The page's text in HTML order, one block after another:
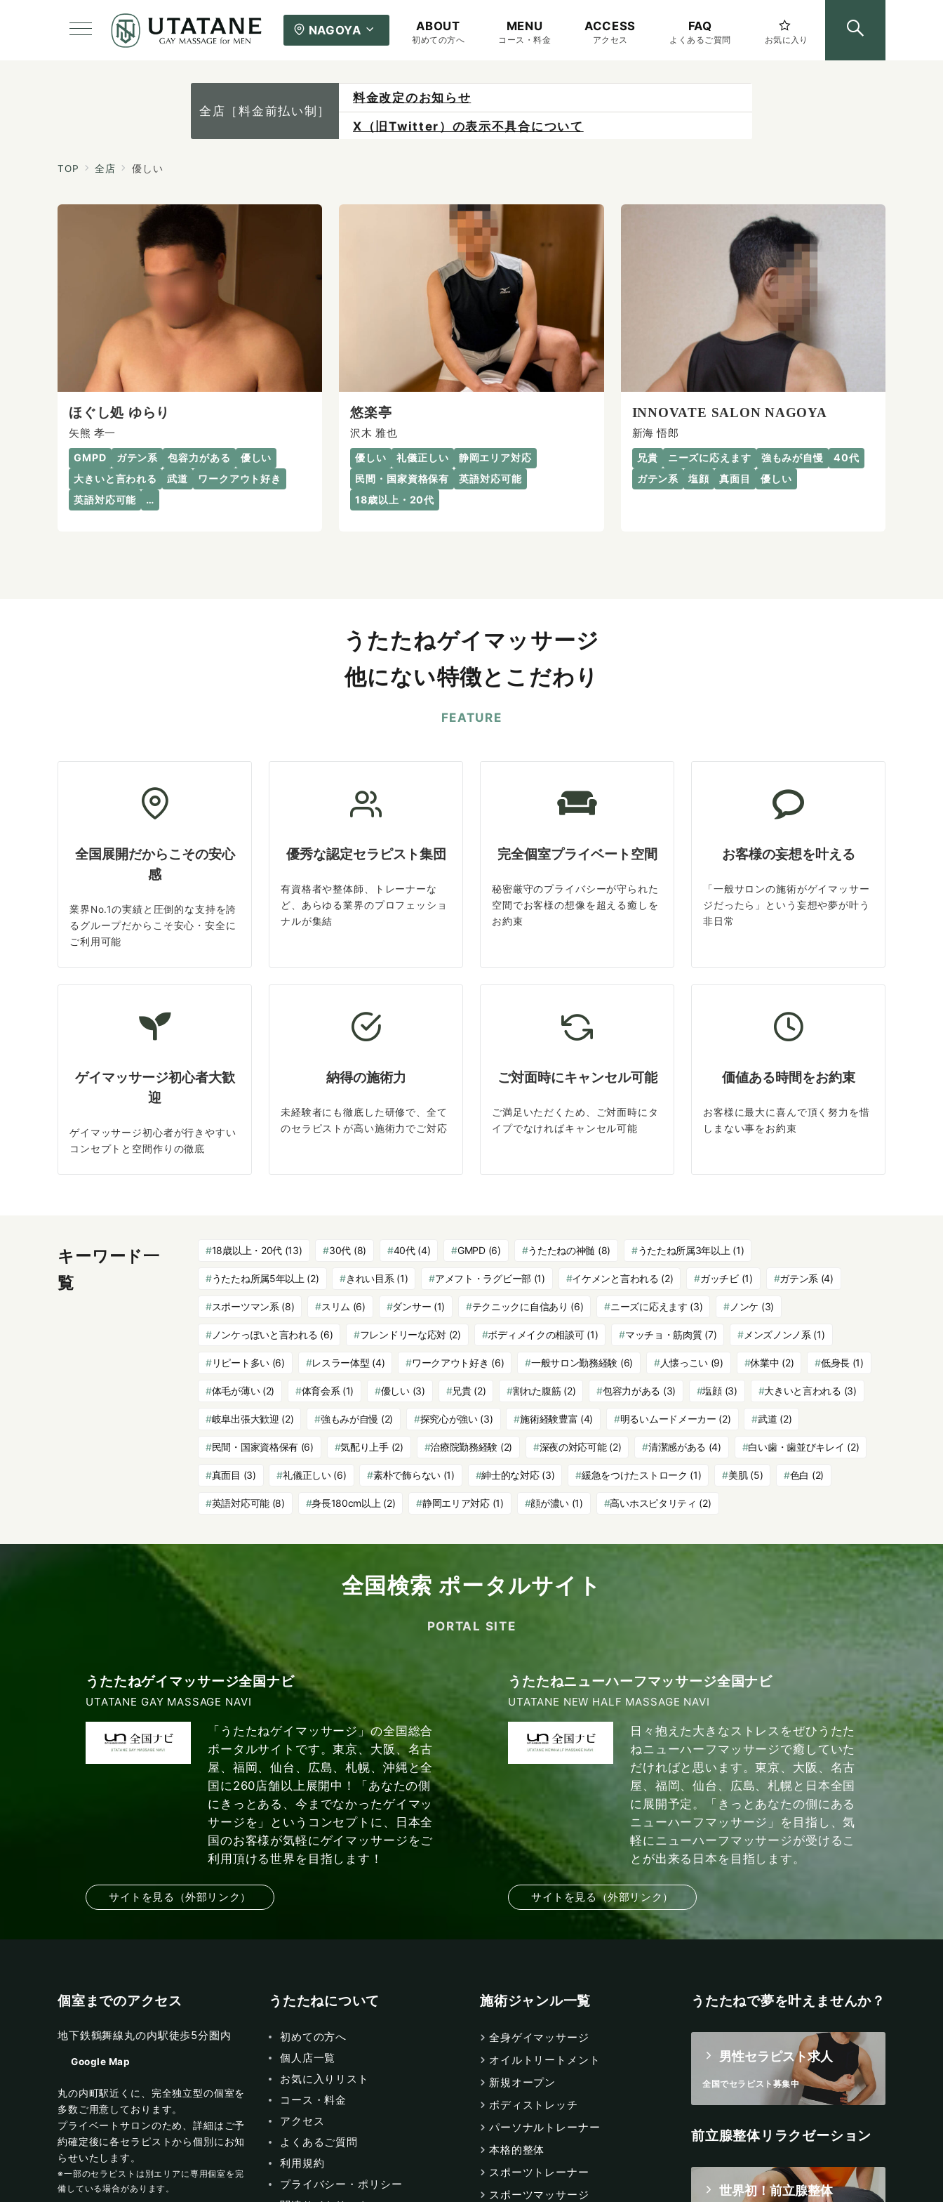
NAGOYA ABOUT
初めての方へ
MENU
コース・料金
ACCESS
アクセス
FAQ
よくあるご質問 お気に入り
全店［料金前払い制］
料金改定のお知らせ
X（旧Twitter）の表示不具合について
感染症防止対策について
TOP 全店 優しい
ほぐし処 ゆらり
矢熊 孝一
GMPD ガテン系 包容力がある
優しい
大きいと言われる
武道
ワークアウト好き
英語対応可能
…
悠楽亭
沢木 雅也
優しい 礼儀正しい
静岡エリア対応
民間・国家資格保有
英語対応可能
18歳以上・20代
INNOVATE SALON NAGOYA
新海 悟郎
兄貴 ニーズに応えます 強もみが自慢
40代
ガテン系
塩顔 真面目 優しい
うたたねゲイマッサージ
他にない特徴とこだわり
FEATURE
全国展開だからこその安心
感
業界No.1の実績と圧倒的な支持を誇
るグループだからこそ安心・安全に
ご利用可能
優秀な認定セラピスト集団
有資格者や整体師、トレーナーな
ど、あらゆる業界のプロフェッショ
ナルが集結
完全個室プライベート空間
秘密厳守のプライバシーが守られた
空間でお客様の想像を超える癒しを
お約束
お客様の妄想を叶える
「一般サロンの施術がゲイマッサー
ジだったら」という妄想や夢が叶う
非日常
ゲイマッサージ初心者大歓
迎
ゲイマッサージ初心者が行きやすい
コンセプトと空間作りの徹底
納得の施術力
未経験者にも徹底した研修で、全て
のセラピストが高い施術力でご対応
ご対面時にキャンセル可能
ご満足いただくため、ご対面時にタ
イプでなければキャンセル可能
価値ある時間をお約束
お客様に最大に喜んで頂く努力を惜
しまない事をお約束
キーワード一
覧
18歳以上・20代 (13) 30代 (8) 40代(4) GMPD(6) うたたねの神髄 (8) うたたね所属3年以上 (1)
うたたね所属5年以上 (2) きれい目系 (1) アメフト・ラグビー部(1) イケメンと言われる (2) ガッチビ(1) ガテン系 (4)
スポーツマン系 (8) スリム (6) ダンサー (1) テクニックに自信あり (6) ニーズに応えます (3) ノンケ (3)
ノンケっぽいと言われる (6) フレンドリーな応対 (2) ボディメイクの相談可(1) マッチョ・筋肉質(7) メンズノンノ系 (1)
リピート多い(6) レスラー体型 (4) ワークアウト好き (6) 一般サロン勤務経験 (6) 人懐っこい (9) 休業中 (2) 低身長 (1)
体毛が薄い(2) 体育会系 (1) 優しい(3) 兄貴(2) 割れた腹筋(2) 包容力がある (3) 塩顔(3) 大きいと言われる (3)
岐阜出張大歓迎 (2) 強もみが自慢 (2) 探究心が強い(3) 施術経験豊富 (4) 明るいムードメーカー (2) 武道 (2)
民間・国家資格保有 (6) 気配り上手(2) 治療院勤務経験 (2) 深夜の対応可能(2) 清潔感がある (4) 白い歯・歯並びキレイ (2)
真面目 (3) 礼儀正しい(6) 素朴で飾らない(1) 紳士的な対応(3) 緩急をつけたストローク (1) 美肌(5) 色白 (2)
英語対応可能(8) 身長180cm以上 (2) 静岡エリア対応(1) 顔が濃い (1) 高いホスピタリティ (2)
全国検索 ポータルサイト
PORTAL SITE
うたたねゲイマッサージ全国ナビ
UTATANE GAY MASSAGE NAVI
「うたたねゲイマッサージ」の全国総合
ポータルサイトです。東京、大阪、名古
屋、福岡、仙台、広島、札幌、沖縄と全
国に260店舗以上展開中！「あなたの側
にきっとある、今までなかったゲイマッ
サージを」というコンセプトに、日本全
国のお客様が気軽にゲイマッサージをご
利用頂ける世界を目指します！
サイトを見る（外部リンク）
うたたねニューハーフマッサージ全国ナビ
UTATANE NEW HALF MASSAGE NAVI
日々抱えた大きなストレスをぜひうたた
ねニューハーフマッサージで癒していた
だければと思います。東京、大阪、名古
屋、福岡、仙台、広島、札幌と日本全国
に展開予定。「きっとあなたの側にある
ニューハーフマッサージ」を目指し、気
軽にニューハーフマッサージが受けるこ
とが出来る日本を目指します。
サイトを見る（外部リンク）
個室までのアクセス
地下鉄鶴舞線丸の内駅徒歩5分圏内
Google Map
丸の内町駅近くに、完全独立型の個室を
多数ご用意しております。
プライベートサロンのため、詳細はご予
約確定後に各セラピストから個別にお知
らせいたします。
※一部のセラピストは別エリアに専用個室を完
備している場合があります。
うたたねについて
初めての方へ
個人店一覧
お気に入りリスト
コース・料金
アクセス
よくあるご質問
利用規約
プライバシー・ポリシー
施術ジャンル一覧
全身ゲイマッサージ
オイルトリートメント
新規オープン
ボディストレッチ
パーソナルトレーナー
本格的整体
スポーツトレーナー
スポーツマッサージ
うたたねで夢を叶えませんか？
男性セラピスト求人
全国でセラピスト募集中
前立腺整体リラクゼーション
世界初！前立腺整体